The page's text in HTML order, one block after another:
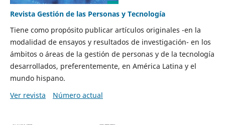
Revista Gestión de las Personas y Tecnología
Tiene como propósito publicar artículos originales -en la
modalidad de ensayos y resultados de investigación- en los
ámbitos o áreas de la gestión de personas y de la tecnología
desarrollados, preferentemente, en América Latina y el
mundo hispano.
Ver revista
Número actual